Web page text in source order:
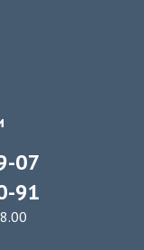
07
91